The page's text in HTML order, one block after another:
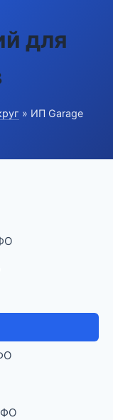
для
» ИП Garage
ФО